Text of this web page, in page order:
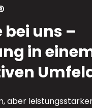
bei uns –
in
aber